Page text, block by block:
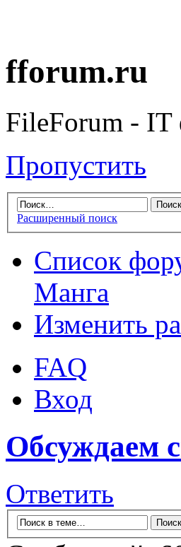
fforum.ru
FileForum - IT
Пропустить
Расширенный поиск
Список
Манга
Изменить
FAQ
Вход
Обсуждаем
Ответить